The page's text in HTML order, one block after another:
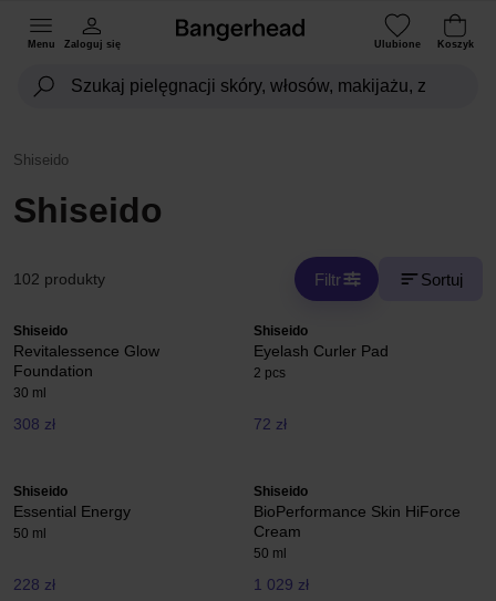
Menu Zaloguj się Ulubione Koszyk
Shiseido
Shiseido
102 produkty Filtr Sortuj
Shiseido
Revitalessence Glow
Foundation
30 ml
308 zł
Shiseido
Eyelash Curler Pad
2 pcs
72 zł
Shiseido
Essential Energy
50 ml
228 zł
Shiseido
BioPerformance Skin HiForce
Cream
50 ml
1 029 zł